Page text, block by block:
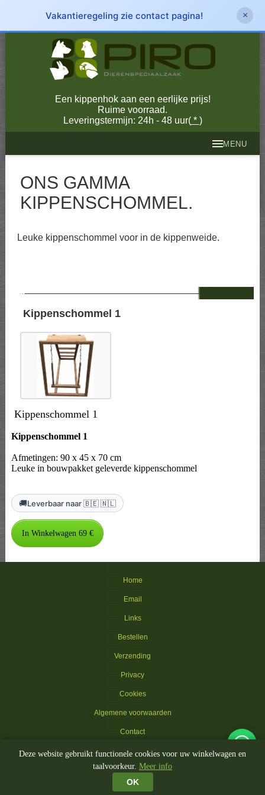
Vakantieregeling zie contact pagina! ×
Een kippenhok aan een eerlijke prijs!
Ruime voorraad.
Leveringstermijn: 24h - 48 uur(* )
MENU
ONS GAMMA
KIPPENSCHOMMEL.
Leuke kippenschommel voor in de kippenweide.
--
Kippenschommel 1
Kippenschommel 1
Kippenschommel 1
Afmetingen: 90 x 45 x 70 cm
Leuke in bouwpakket geleverde kippenschommel
🚚Leverbaar naar 🇧🇪 🇳🇱
Home
Email
Links
Bestellen
Verzending
Privacy
Cookies
Algemene voorwaarden
Contact
© 2002-2026 Kippenhokken.be
🚚 Gratis levering hokken BE/NL · Toebehoren gratis vanaf €100
🏪 Showroom in Ooigem
Deze website gebruikt functionele cookies voor uw winkelwagen en
taalvoorkeur. Meer info
OK